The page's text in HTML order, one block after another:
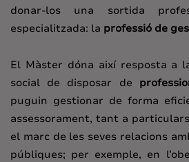
donar-los una sortida
especialitzada: la professió de
El Màster dóna així resposta a
social de disposar de
puguin gestionar de forma
assessorament, tant a
el marc de les seves relacions
públiques; per exemple, en